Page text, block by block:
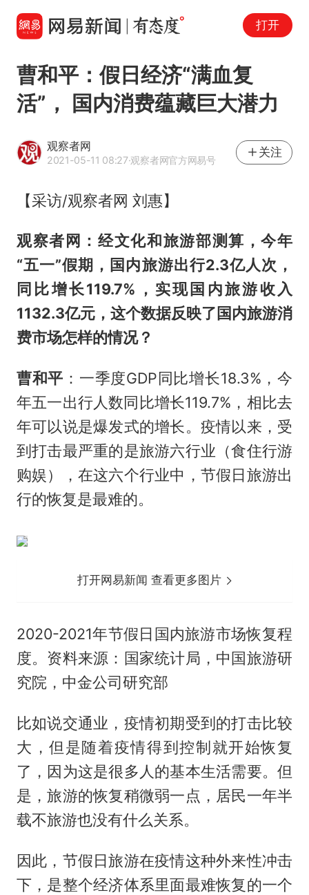
打开
曹和平：假日经济“满血复
活”， 国内消费蕴藏巨大潜力
观察者网
2021-05-11 08:27·观察者网官方网易号
关注
【采访/观察者网 刘惠】
观察者网：经文化和旅游部测算，今年
“五一”假期，国内旅游出行2.3亿人次，
同比增长119.7%，实现国内旅游收入
1132.3亿元，这个数据反映了国内旅游消
费市场怎样的情况？
曹和平 ：一季度GDP同比增长18.3%，今
年五一出行人数同比增长119.7%，相比去
年可以说是爆发式的增长。疫情以来，受
到打击最严重的是旅游六行业（食住行游
购娱），在这六个行业中，节假日旅游出
行的恢复是最难的。
打开网易新闻 查看更多图片
2020-2021年节假日国内旅游市场恢复程
度。资料来源：国家统计局，中国旅游研
究院，中金公司研究部
比如说交通业，疫情初期受到的打击比较
大，但是随着疫情得到控制就开始恢复
了，因为这是很多人的基本生活需要。但
是，旅游的恢复稍微弱一点，居民一年半
载不旅游也没有什么关系。
因此，节假日旅游在疫情这种外来性冲击
下，是整个经济体系里面最难恢复的一个